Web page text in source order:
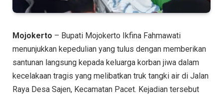
Mojokerto – Bupati Mojokerto Ikfina Fahmawati
menunjukkan kepedulian yang tulus dengan memberikan
santunan langsung kepada keluarga korban jiwa dalam
kecelakaan tragis yang melibatkan truk tangki air di Jalan
Raya Desa Sajen, Kecamatan Pacet. Kejadian tersebut